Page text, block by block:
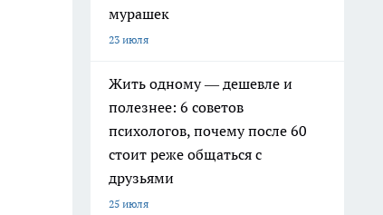
мурашек
23 июля
Жить одному — дешевле и
полезнее: 6 советов
психологов, почему после 60
стоит реже общаться с
друзьями
25 июля